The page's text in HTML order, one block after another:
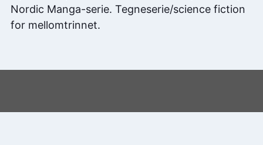
Nordic Manga-serie. Tegneserie/science fiction
for mellomtrinnet.